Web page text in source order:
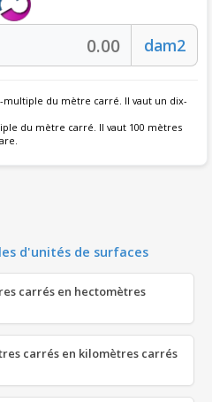
du mètre carré. Il vaut un dix-
du mètre carré. Il vaut 100 mètres
d'unités de surfaces
carrés en hectomètres
carrés en kilomètres carrés